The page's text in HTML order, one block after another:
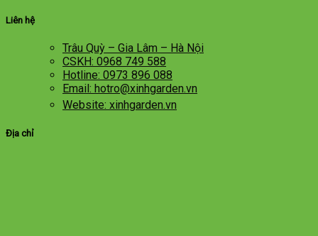
Liên hệ
Trâu Quỳ – Gia Lâm – Hà Nội
CSKH: 0968 749 588
Hotline: 0973 896 088
Email: hotro@xinhgarden.vn
Website: xinhgarden.vn
Địa chỉ